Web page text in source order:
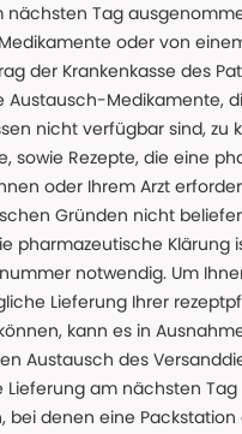
nächsten Tag
oder von
der Krankenkasse des
Austausch-Medikamente,
nicht verfügbar sind, zu
sowie Rezepte, die eine
oder Ihrem Arzt
Gründen nicht
pharmazeutische Klärung
notwendig. Um
Lieferung Ihrer
kann es in
Austausch des
Lieferung am nächsten
bei denen eine Packstation